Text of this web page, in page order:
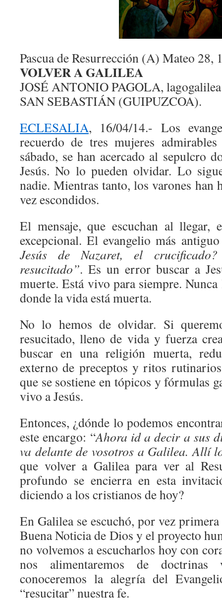
Pascua de Resurrección (A) Mateo 28,
VOLVER A GALILEA
JOSÉ ANTONIO PAGOLA,
SAN SEBASTIÁN (GUIPUZCOA).
ECLESALIA, 16/04/14.- Los
recuerdo de tres mujeres
sábado, se han acercado al sepulcro
Jesús. No lo pueden olvidar. Lo
nadie. Mientras tanto, los varones han
vez escondidos.
El mensaje, que escuchan al llegar,
excepcional. El evangelio más
Jesús de Nazaret, el
resucitado”. Es un error buscar a
muerte. Está vivo para siempre.
donde la vida está muerta.
No lo hemos de olvidar. Si
resucitado, lleno de vida y fuerza
buscar en una religión muerta,
externo de preceptos y ritos
que se sostiene en tópicos y fórmulas
vivo a Jesús.
Entonces, ¿dónde lo podemos
este encargo: “Ahora id a decir a sus
va delante de vosotros a Galilea. Allí
que volver a Galilea para ver al
profundo se encierra en esta
diciendo a los cristianos de hoy?
En Galilea se escuchó, por vez
Buena Noticia de Dios y el proyecto
no volvemos a escucharlos hoy con
nos alimentaremos de doctrinas
conoceremos la alegría del
“resucitar” nuestra fe.